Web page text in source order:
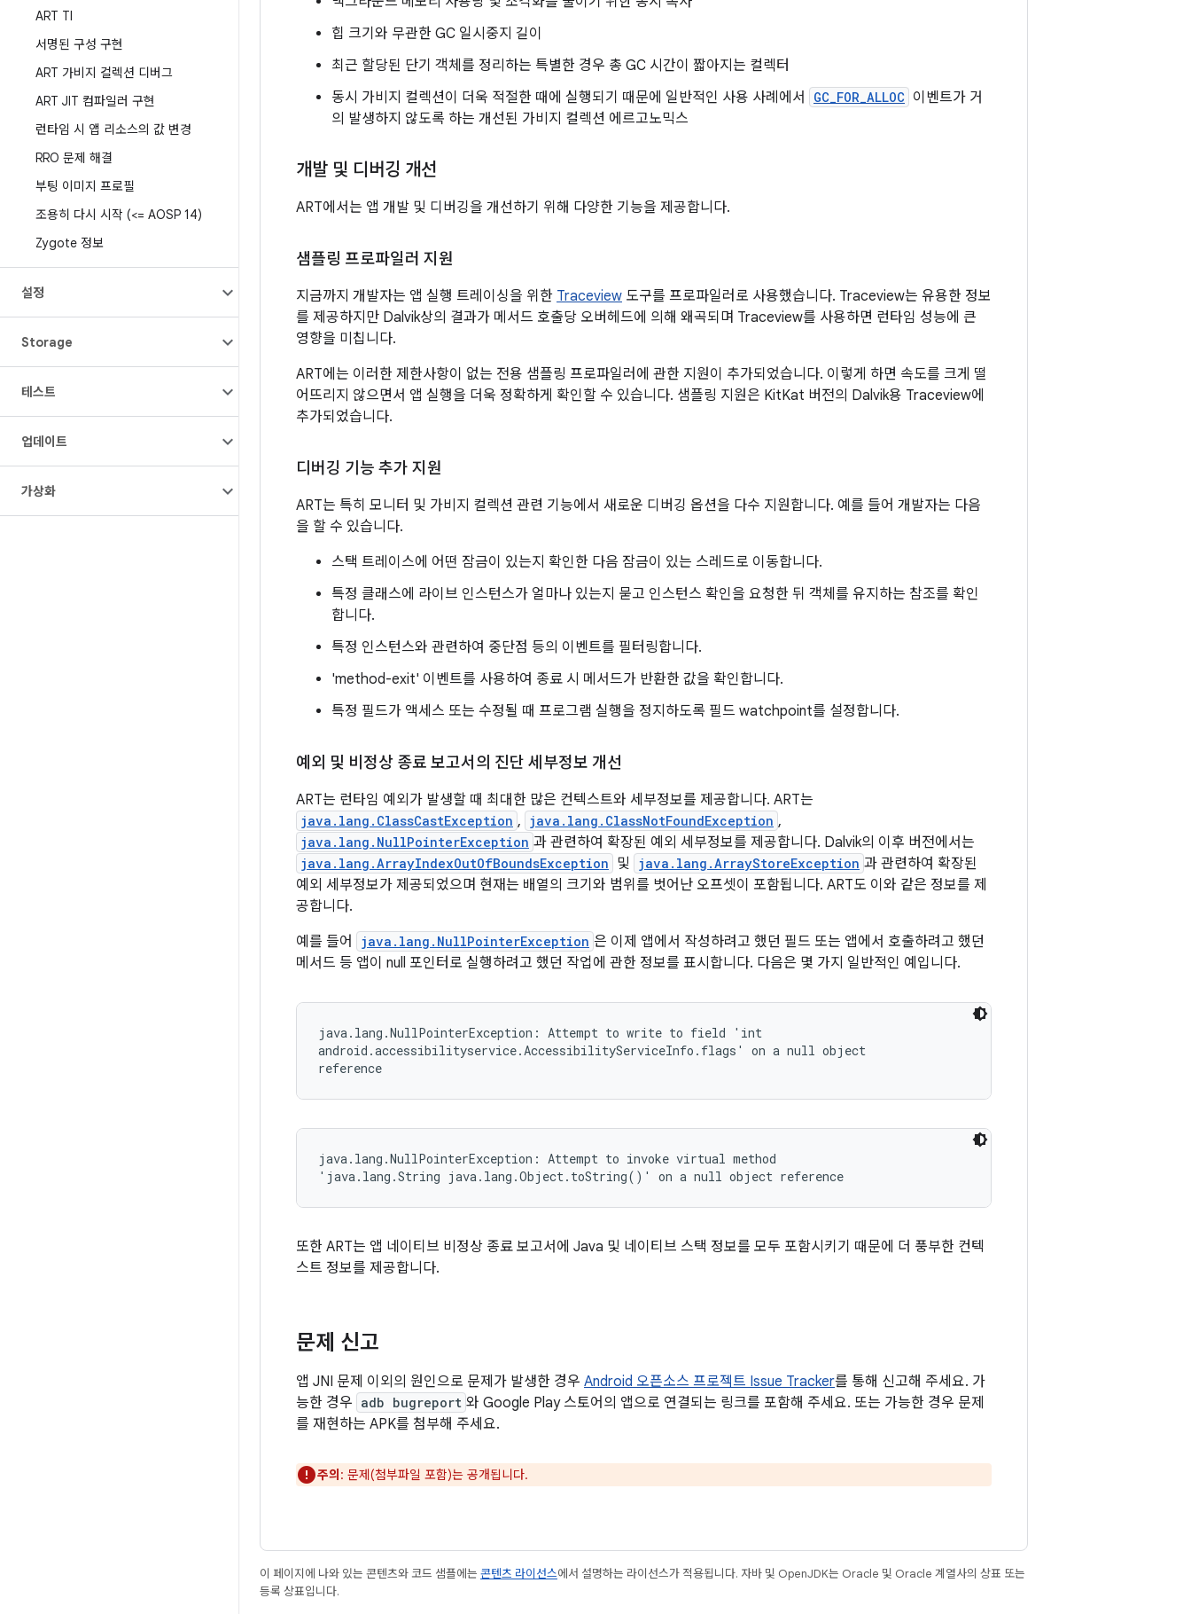
ART TI
서명된 구성 구현
ART 가비지 컬렉션 디버그
ART JIT 컴파일러 구현
런타임 시 앱 리소스의 값 변경
RRO 문제 해결
부팅 이미지 프로필
조용히 다시 시작 (<= AOSP 14)
Zygote 정보
설정
Storage
테스트
업데이트
가상화
힙 크기와 무관한 GC 일시중지 길이
최근 할당된 단기 객체를 정리하는 특별한 경우 총 GC 시간이 짧아지는 컬렉터
동시 가비지 컬렉션이 더욱 적절한 때에 실행되기 때문에 일반적인 사용 사례에서
GC_FOR_ALLOC 이벤트가 거
의 발생하지 않도록 하는 개선된 가비지 컬렉션 에르고노믹스
개발 및 디버깅 개선
ART에서는 앱 개발 및 디버깅을 개선하기 위해 다양한 기능을 제공합니다.
샘플링 프로파일러 지원
지금까지 개발자는 앱 실행 트레이싱을 위한 Traceview 도구를 프로파일러로 사용했습니다. Traceview는 유용한 정보
를 제공하지만 Dalvik상의 결과가 메서드 호출당 오버헤드에 의해 왜곡되며 Traceview를 사용하면 런타임 성능에 큰
영향을 미칩니다.
ART에는 이러한 제한사항이 없는 전용 샘플링 프로파일러에 관한 지원이 추가되었습니다. 이렇게 하면 속도를 크게 떨
어뜨리지 않으면서 앱 실행을 더욱 정확하게 확인할 수 있습니다. 샘플링 지원은 KitKat 버전의 Dalvik용 Traceview에
추가되었습니다.
디버깅 기능 추가 지원
ART는 특히 모니터 및 가비지 컬렉션 관련 기능에서 새로운 디버깅 옵션을 다수 지원합니다. 예를 들어 개발자는 다음
을 할 수 있습니다.
스택 트레이스에 어떤 잠금이 있는지 확인한 다음 잠금이 있는 스레드로 이동합니다.
특정 클래스에 라이브 인스턴스가 얼마나 있는지 묻고 인스턴스 확인을 요청한 뒤 객체를 유지하는 참조를 확인
합니다.
특정 인스턴스와 관련하여 중단점 등의 이벤트를 필터링합니다.
'method-exit' 이벤트를 사용하여 종료 시 메서드가 반환한 값을 확인합니다.
특정 필드가 액세스 또는 수정될 때 프로그램 실행을 정지하도록 필드 watchpoint를 설정합니다.
예외 및 비정상 종료 보고서의 진단 세부정보 개선
ART는 런타임 예외가 발생할 때 최대한 많은 컨텍스트와 세부정보를 제공합니다. ART는
java.lang.ClassCastException , java.lang.ClassNotFoundException ,
java.lang.NullPointerException 과 관련하여 확장된 예외 세부정보를 제공합니다. Dalvik의 이후 버전에서는
java.lang.ArrayIndexOutOfBoundsException 및 java.lang.ArrayStoreException 과 관련하여 확장된
예외 세부정보가 제공되었으며 현재는 배열의 크기와 범위를 벗어난 오프셋이 포함됩니다. ART도 이와 같은 정보를 제
공합니다.
예를 들어
java.lang.NullPointerException 은 이제 앱에서 작성하려고 했던 필드 또는 앱에서 호출하려고 했던
메서드 등 앱이 null 포인터로 실행하려고 했던 작업에 관한 정보를 표시합니다. 다음은 몇 가지 일반적인 예입니다.
java.lang.NullPointerException: Attempt to write to field 'int
android.accessibilityservice.AccessibilityServiceInfo.flags' on a null object
reference
java.lang.NullPointerException: Attempt to invoke virtual method
'java.lang.String java.lang.Object.toString()' on a null object reference
또한 ART는 앱 네이티브 비정상 종료 보고서에 Java 및 네이티브 스택 정보를 모두 포함시키기 때문에 더 풍부한 컨텍
스트 정보를 제공합니다.
문제 신고
앱 JNI 문제 이외의 원인으로 문제가 발생한 경우 Android 오픈소스 프로젝트 Issue Tracker를 통해 신고해 주세요. 가
능한 경우 adb bugreport 와 Google Play 스토어의 앱으로 연결되는 링크를 포함해 주세요. 또는 가능한 경우 문제
를 재현하는 APK를 첨부해 주세요.
주의 : 문제(첨부파일 포함)는 공개됩니다.
이 페이지에 나와 있는 콘텐츠와 코드 샘플에는 콘텐츠 라이선스에서 설명하는 라이선스가 적용됩니다. 자바 및 OpenJDK는 Oracle 및 Oracle 계열사의 상표 또는
등록 상표입니다.